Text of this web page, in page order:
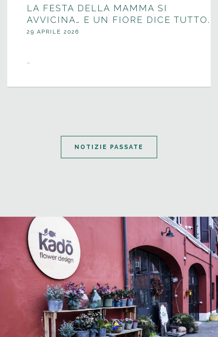
LA FESTA DELLA MAMMA SI
AVVICINA… E UN FIORE DICE TUTTO.
29 APRILE 2026
…
NOTIZIE PASSATE